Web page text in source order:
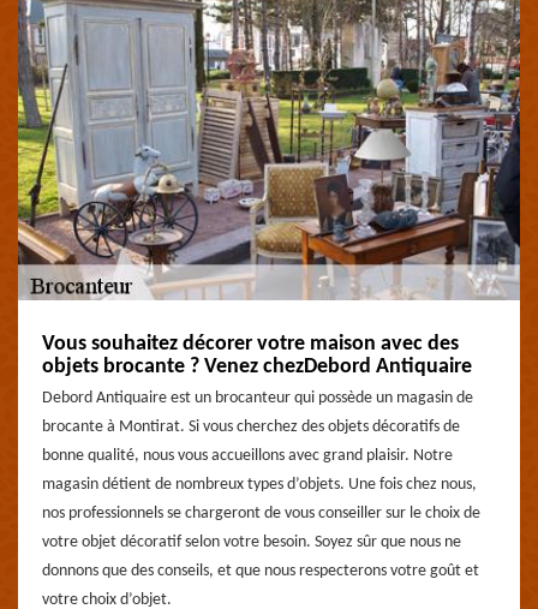
Vous souhaitez décorer votre maison avec des
objets brocante ? Venez chezDebord Antiquaire
Debord Antiquaire est un brocanteur qui possède un magasin de
brocante à Montirat. Si vous cherchez des objets décoratifs de
bonne qualité, nous vous accueillons avec grand plaisir. Notre
magasin détient de nombreux types d’objets. Une fois chez nous,
nos professionnels se chargeront de vous conseiller sur le choix de
votre objet décoratif selon votre besoin. Soyez sûr que nous ne
donnons que des conseils, et que nous respecterons votre goût et
votre choix d’objet.